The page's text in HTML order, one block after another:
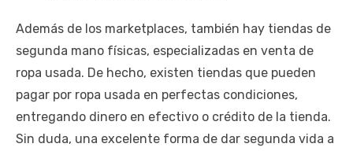
Además de los marketplaces, también hay tiendas de
segunda mano físicas, especializadas en venta de
ropa usada. De hecho, existen tiendas que pueden
pagar por ropa usada en perfectas condiciones,
entregando dinero en efectivo o crédito de la tienda.
Sin duda, una excelente forma de dar segunda vida a